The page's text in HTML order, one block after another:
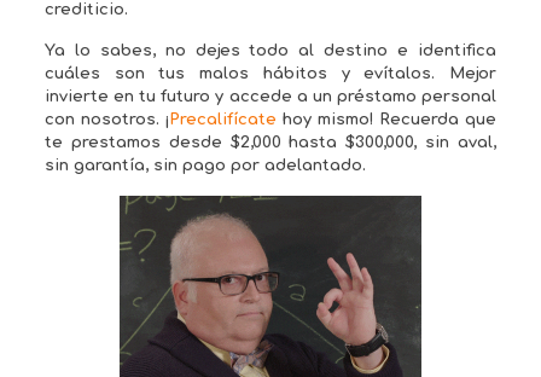
crediticio.
Ya lo sabes, no dejes todo al destino e identifica
cuáles son tus malos hábitos y evítalos. Mejor
invierte en tu futuro y accede a un préstamo personal
con nosotros. ¡ Precalifícate hoy mismo! Recuerda que
te prestamos desde $2,000 hasta $300,000, sin aval,
sin garantía, sin pago por adelantado.